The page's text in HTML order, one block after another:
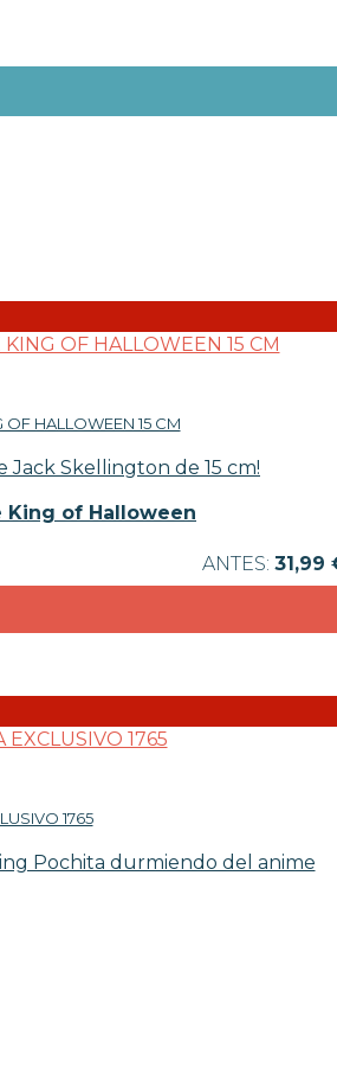
HALLOWEEN 15 CM
Jack Skellington de 15 cm!
King of Halloween
31,99
1765
Pochita durmiendo del anime